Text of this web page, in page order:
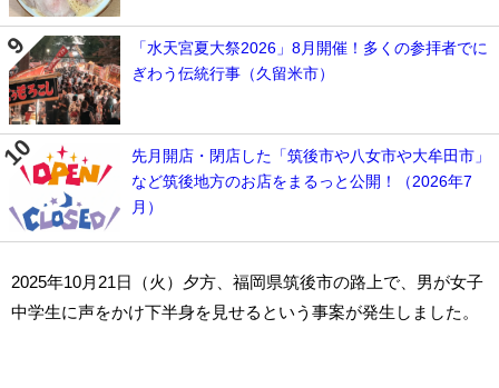
「水天宮夏大祭2026」8月開催！多くの参拝者でに
ぎわう伝統行事（久留米市）
先月開店・閉店した「筑後市や八女市や大牟田市」
など筑後地方のお店をまるっと公開！（2026年7
月）
2025年10月21日（火）夕方、福岡県筑後市の路上で、男が女子
中学生に声をかけ下半身を見せるという事案が発生しました。